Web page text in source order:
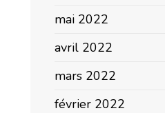
mai 2022
avril 2022
mars 2022
février 2022